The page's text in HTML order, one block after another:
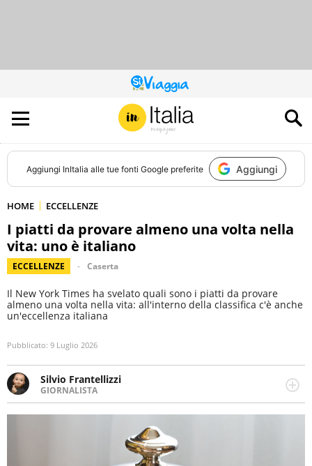
QUESTO
SITO
CONTRIBUISCE
ALL’AUDIENCE
DI
Aggiungi InItalia alle tue fonti Google preferite Aggiungi
HOME ECCELLENZE
I piatti da provare almeno una volta nella
vita: uno è italiano
ECCELLENZE Caserta
Il New York Times ha svelato quali sono i piatti da provare
almeno una volta nella vita: all'interno della classifica c'è anche
un'eccellenza italiana
Pubblicato: 9 Luglio 2026
Silvio Frantellizzi
GIORNALISTA
Giornalista pubblicista. Da oltre dieci anni si occupa di
informazione sul web, scrivendo di sport, attualità,
cronaca, motori, spettacolo e videogame.